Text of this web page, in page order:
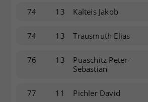
74 13 Kalteis Jakob
74 13 Trausmuth Elias
76 13
Puaschitz Peter-
Sebastian
77 11 Pichler David